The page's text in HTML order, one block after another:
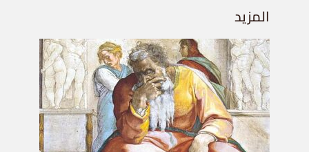
المزيد